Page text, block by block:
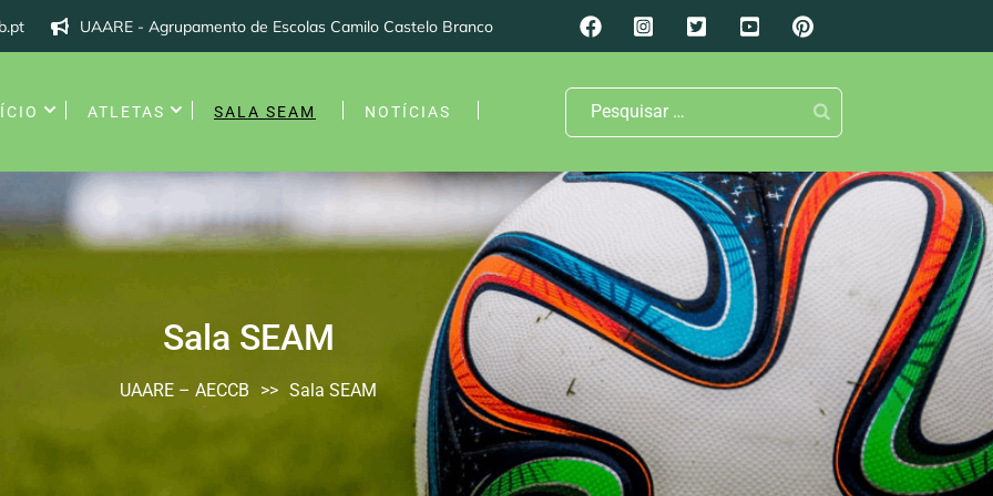
UAARE - Agrupamento de Escolas Camilo Castelo Branco
ATLETAS SALA SEAM NOTÍCIAS
Pesquisar
por:
Sala SEAM
UAARE – AECCB >> Sala SEAM